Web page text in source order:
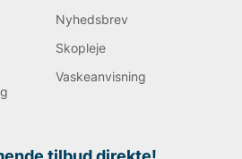
Nyhedsbrev
Skopleje
Vaskeanvisning